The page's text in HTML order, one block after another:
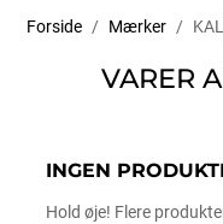
Forside Mærker
VARER
INGEN
Hold øje! Flere